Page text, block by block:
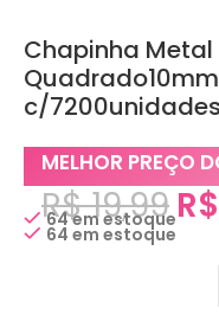
Chapinha
c/7200unidades
MELHOR PREÇO
R$19,99 R$
64 em estoque
64 em estoque